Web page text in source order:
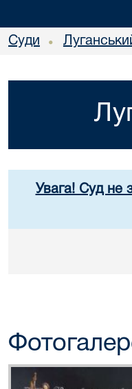
Суди •
Увага! Суд не